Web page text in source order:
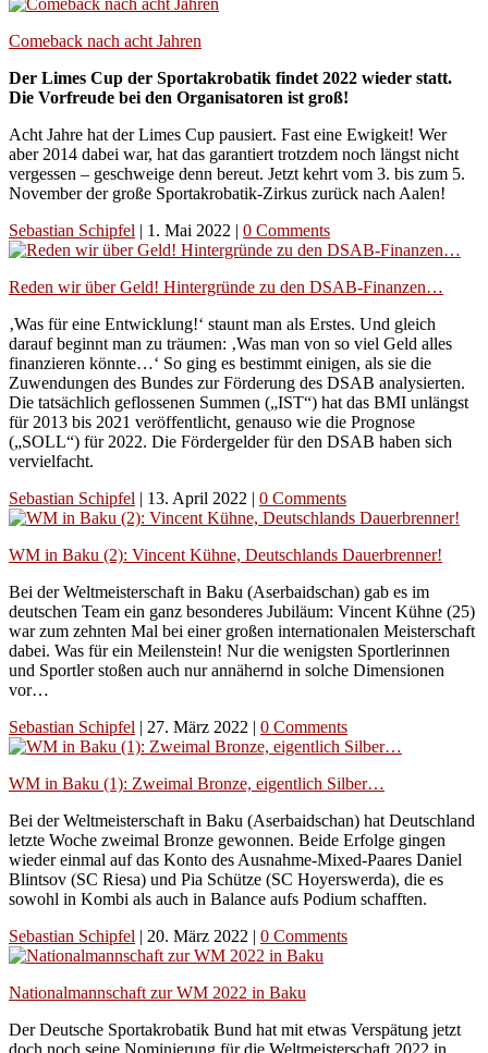
Comeback nach acht Jahren
Der Limes Cup der Sportakrobatik findet 2022 wieder statt.
Die Vorfreude bei den Organisatoren ist groß!
Acht Jahre hat der Limes Cup pausiert. Fast eine Ewigkeit! Wer
aber 2014 dabei war, hat das garantiert trotzdem noch längst nicht
vergessen – geschweige denn bereut. Jetzt kehrt vom 3. bis zum 5.
November der große Sportakrobatik-Zirkus zurück nach Aalen!
Sebastian Schipfel | 1. Mai 2022 | 0 Comments
Reden wir über Geld! Hintergründe zu den DSAB-Finanzen…
‚Was für eine Entwicklung!‘ staunt man als Erstes. Und gleich
darauf beginnt man zu träumen: ‚Was man von so viel Geld alles
finanzieren könnte…‘ So ging es bestimmt einigen, als sie die
Zuwendungen des Bundes zur Förderung des DSAB analysierten.
Die tatsächlich geflossenen Summen („IST“) hat das BMI unlängst
für 2013 bis 2021 veröffentlicht, genauso wie die Prognose
(„SOLL“) für 2022. Die Fördergelder für den DSAB haben sich
vervielfacht.
Sebastian Schipfel | 13. April 2022 | 0 Comments
WM in Baku (2): Vincent Kühne, Deutschlands Dauerbrenner!
Bei der Weltmeisterschaft in Baku (Aserbaidschan) gab es im
deutschen Team ein ganz besonderes Jubiläum: Vincent Kühne (25)
war zum zehnten Mal bei einer großen internationalen Meisterschaft
dabei. Was für ein Meilenstein! Nur die wenigsten Sportlerinnen
und Sportler stoßen auch nur annähernd in solche Dimensionen
vor…
Sebastian Schipfel | 27. März 2022 | 0 Comments
WM in Baku (1): Zweimal Bronze, eigentlich Silber…
Bei der Weltmeisterschaft in Baku (Aserbaidschan) hat Deutschland
letzte Woche zweimal Bronze gewonnen. Beide Erfolge gingen
wieder einmal auf das Konto des Ausnahme-Mixed-Paares Daniel
Blintsov (SC Riesa) und Pia Schütze (SC Hoyerswerda), die es
sowohl in Kombi als auch in Balance aufs Podium schafften.
Sebastian Schipfel | 20. März 2022 | 0 Comments
Nationalmannschaft zur WM 2022 in Baku
Der Deutsche Sportakrobatik Bund hat mit etwas Verspätung jetzt
doch noch seine Nominierung für die Weltmeisterschaft 2022 in